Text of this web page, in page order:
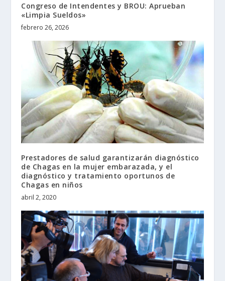
Congreso de Intendentes y BROU: Aprueban
«Limpia Sueldos»
febrero 26, 2026
Prestadores de salud garantizarán diagnóstico
de Chagas en la mujer embarazada, y el
diagnóstico y tratamiento oportunos de
Chagas en niños
abril 2, 2020